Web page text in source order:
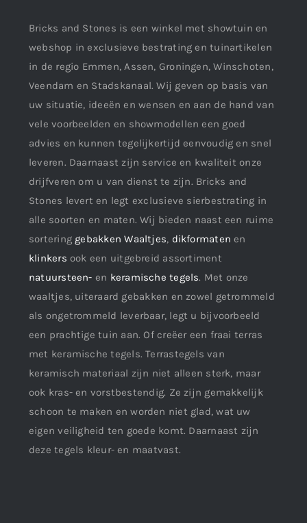
Bricks and Stones is een winkel met showtuin en
webshop in exclusieve bestrating en tuinartikelen
in de regio Emmen, Assen, Groningen, Winschoten,
Veendam en Stadskanaal. Wij geven op basis van
uw situatie, ideeën en wensen en aan de hand van
vele voorbeelden en showmodellen een goed
advies en kunnen tegelijkertijd eenvoudig en snel
leveren. Daarnaast zijn service en kwaliteit onze
drijfveren om u van dienst te zijn. Bricks and
Stones levert en legt exclusieve sierbestrating in
alle soorten en maten. Wij bieden naast een ruime
sortering gebakken Waaltjes, dikformaten en
klinkers ook een uitgebreid assortiment
natuursteen- en keramische tegels. Met onze
waaltjes, uiteraard gebakken en zowel getrommeld
als ongetrommeld leverbaar, legt u bijvoorbeeld
een prachtige tuin aan. Of creëer een fraai terras
met keramische tegels. Terrastegels van
keramisch materiaal zijn niet alleen sterk, maar
ook kras- en vorstbestendig. Ze zijn gemakkelijk
schoon te maken en worden niet glad, wat uw
eigen veiligheid ten goede komt. Daarnaast zijn
deze tegels kleur- en maatvast.